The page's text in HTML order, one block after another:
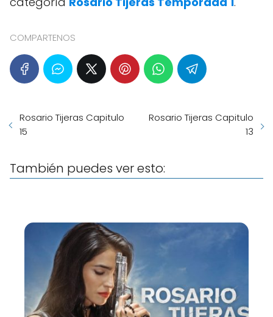
COMPARTENOS
Rosario Tijeras Capitulo
15
Rosario Tijeras Capitulo
13
También puedes ver esto: